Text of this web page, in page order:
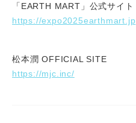
「EARTH MART」公式サイト
https://expo2025earthmart.jp
松本潤 OFFICIAL SITE
https://mjc.inc/